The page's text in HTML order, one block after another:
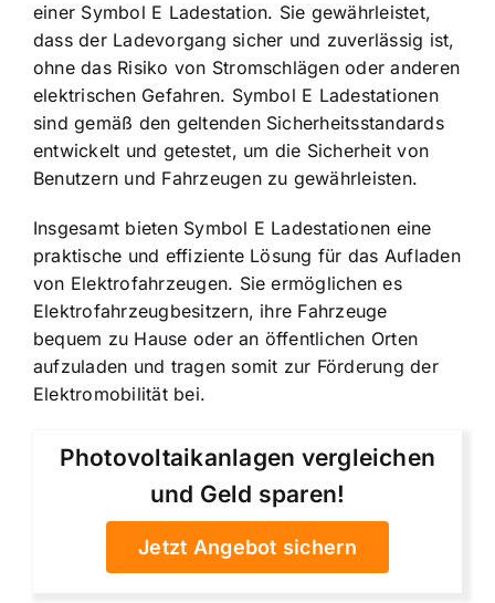
einer Symbol E Ladestation. Sie gewährleistet,
dass der Ladevorgang sicher und zuverlässig ist,
ohne das Risiko von Stromschlägen oder anderen
elektrischen Gefahren. Symbol E Ladestationen
sind gemäß den geltenden Sicherheitsstandards
entwickelt und getestet, um die Sicherheit von
Benutzern und Fahrzeugen zu gewährleisten.
Insgesamt bieten Symbol E Ladestationen eine
praktische und effiziente Lösung für das Aufladen
von Elektrofahrzeugen. Sie ermöglichen es
Elektrofahrzeugbesitzern, ihre Fahrzeuge
bequem zu Hause oder an öffentlichen Orten
aufzuladen und tragen somit zur Förderung der
Elektromobilität bei.
Photovoltaikanlagen vergleichen
und Geld sparen!
Jetzt Angebot sichern